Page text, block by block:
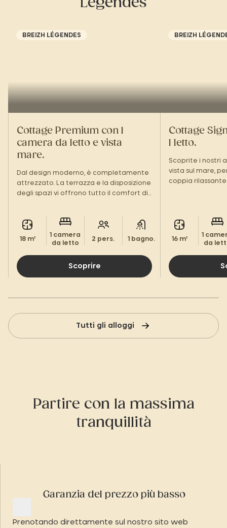
Légendes
BREIZH LÉGENDES
Cottage Premium con 1
camera da letto e vista
mare.
Dal design moderno, è completamente
attrezzato. La terrazza e la disposizione
degli spazi vi offrono tutto il comfort di
18 m²
1 camera
da letto
2 pers. 1 bagno.
Scoprire
BREIZH
Cottage
1 letto.
Scoprite i nostri
vista sul mare,
coppia rilassante
16 m²
1
da
Tutti gli alloggi
Partire con la massima
tranquillità
Garanzia del prezzo più basso
Prenotando direttamente sul nostro sito web